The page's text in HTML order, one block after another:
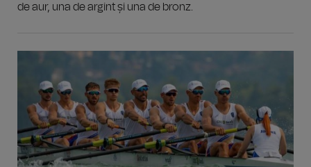
de aur, una de argint și una de bronz.